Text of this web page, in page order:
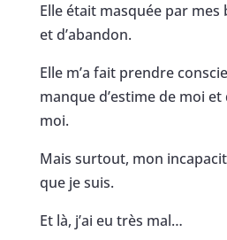
Elle était masquée par mes
et d’abandon.
Elle m’a fait prendre
manque d’estime de moi
moi.
Mais surtout, mon
que je suis.
Et là, j’ai eu très mal…